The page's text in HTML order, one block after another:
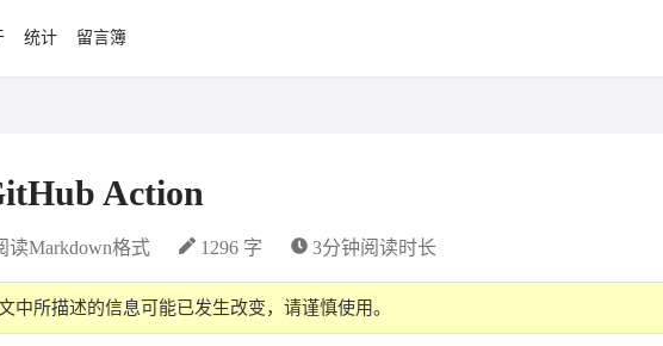
统计 留言簿
Action
读Markdown格式 1296 字 3分钟阅读时长
中所描述的信息可能已发生改变，请谨慎使用。